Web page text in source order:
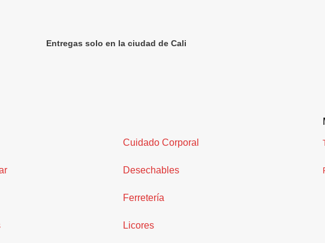
Entregas solo en la ciudad de Cali
Cuidado Corporal
Desechables
Ferretería
Licores